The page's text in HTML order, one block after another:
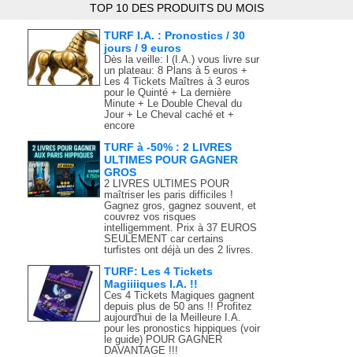
TOP 10 DES PRODUITS DU MOIS
TURF I.A. : Pronostics / 30
jours / 9 euros
Dès la veille: l (I.A.) vous livre sur
un plateau: 8 Plans à 5 euros +
Les 4 Tickets Maîtres à 3 euros
pour le Quinté + La dernière
Minute + Le Double Cheval du
Jour + Le Cheval caché et +
encore
TURF à -50% : 2 LIVRES
ULTIMES POUR GAGNER
GROS
2 LIVRES ULTIMES POUR
maîtriser les paris difficiles !
Gagnez gros, gagnez souvent, et
couvrez vos risques
intelligemment. Prix à 37 EUROS
SEULEMENT car certains
turfistes ont déjà un des 2 livres.
TURF: Les 4 Tickets
Magiiiiques I.A. !!
Ces 4 Tickets Magiques gagnent
depuis plus de 50 ans !! Profitez
aujourd'hui de la Meilleure I.A.
pour les pronostics hippiques (voir
le guide) POUR GAGNER
DAVANTAGE !!!